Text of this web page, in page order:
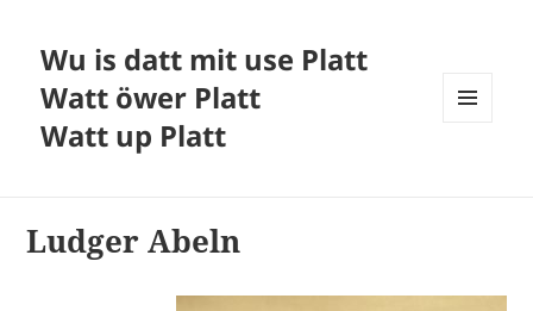
Wu is datt mit use Platt
Watt öwer Platt
Watt up Platt
Ludger Abeln